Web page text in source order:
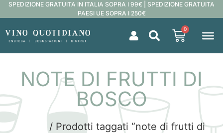
SPEDIZIONE GRATUITA IN ITALIA SOPRA I 99€ | SPEDIZIONE GRATUITA
PAESI UE SOPRA I 250€
0
NOTE DI FRUTTI DI
BOSCO
/ Prodotti taggati “note di frutti di